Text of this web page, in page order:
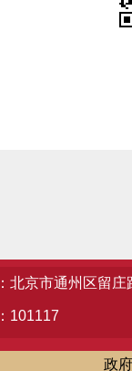
北京市通州区留庄
101117
政